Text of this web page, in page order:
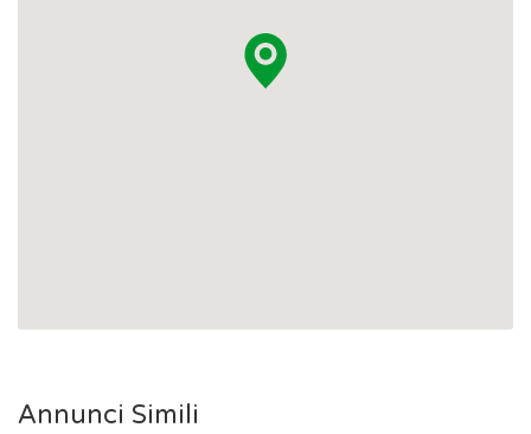
Annunci Simili